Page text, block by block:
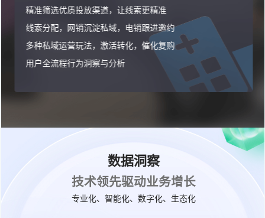
精准筛选优质投放渠道，让线索更精准
线索分配，网销沉淀私域，电销跟进邀约
多种私域运营玩法，激活转化，催化复购
用户全流程行为洞察与分析
数据洞察
技术领先驱动业务增长
专业化、智能化、数字化、生态化